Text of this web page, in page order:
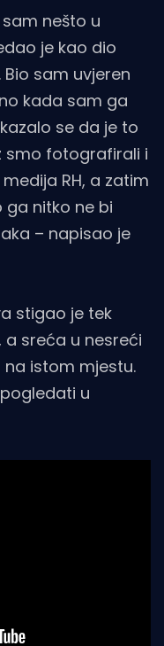
nešto u
je kao dio
sam uvjeren
kada sam ga
se da je to
smo fotografirali i
RH, a zatim
ga nitko ne bi
– napisao je
stigao je tek
sreća u nesreći
na istom mjestu.
u